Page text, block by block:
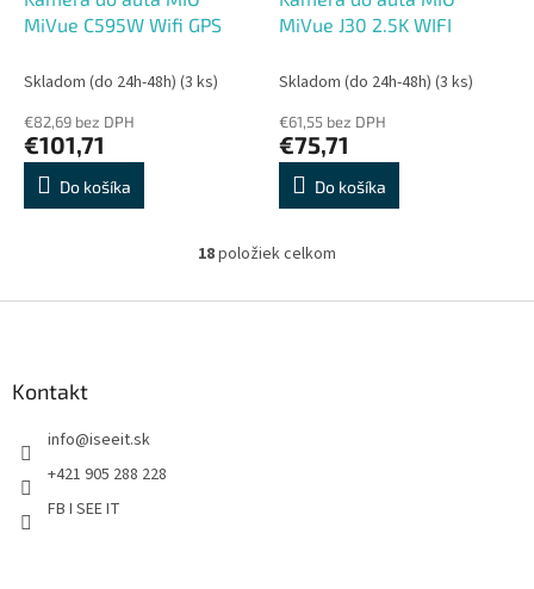
MiVue C595W Wifi GPS
Skladom (do 24h-48h) (3 ks)
€82,69 bez DPH
€101,71
Do košíka
MiVue J30 2.5K WIFI
Skladom (do 24h-48h) (3 ks)
€61,55 bez DPH
€75,71
Do košíka
O
l
18položiek celkom
Kontakt
info@iseeit.sk
+421 905 288 228
FB I SEE IT